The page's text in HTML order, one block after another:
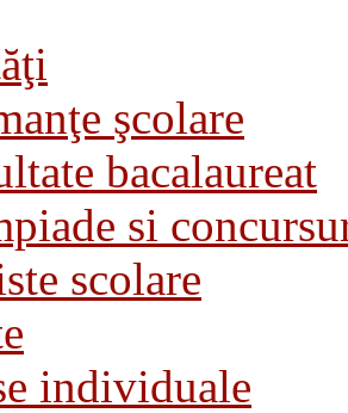
şcolare
bacalaureat
si
scolare
individuale